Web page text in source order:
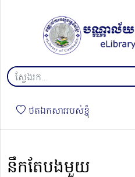
ថតឯកសាររបស់ខ្ញុំ
នឹកតែ​បង​មួយ​